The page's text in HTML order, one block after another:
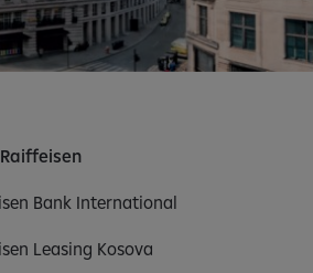
Bank International
Leasing Kosova